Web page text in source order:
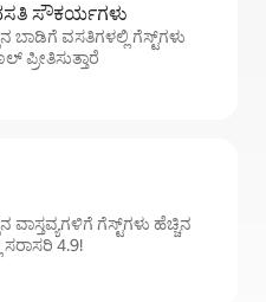
ಸೌಕರ್ಯಗಳು
ವಸತಿಗಳಲ್ಲಿ ಗೆಸ್ಟ್‌ಗಳು
ಪ್ರೀತಿಸುತ್ತಾರೆ
ಗೆಸ್ಟ್‌ಗಳು ಹೆಚ್ಚಿನ
4.9!